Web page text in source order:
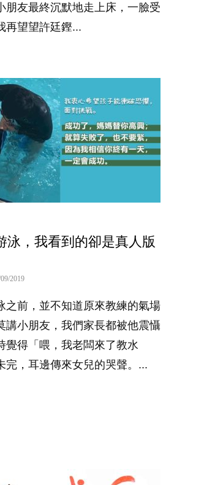
朋友最終沉默地走上床，一臉受
再望望許廷鏗...
泳，我看到的卻是真人版
2019
之前，並不知道原來教練的氣場
講小朋友，我們家長都被他震懾
覺得「喂，我老闆來了教水
完，耳邊傳來女兒的哭聲。...